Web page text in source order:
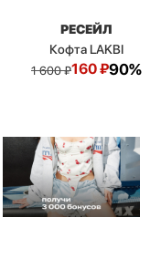
РЕСЕЙЛ
Кофта LAKBI
1 600₽160₽90%